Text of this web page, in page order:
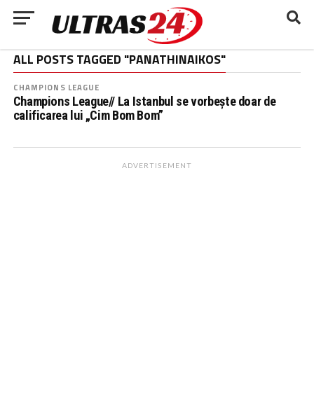
ALL POSTS TAGGED "PANATHINAIKOS"
CHAMPIONS LEAGUE
Champions League// La Istanbul se vorbește doar de
calificarea lui „Cim Bom Bom”
ADVERTISEMENT